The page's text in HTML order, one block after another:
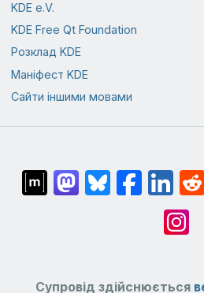
KDE e.V.
KDE Free Qt Foundation
Розклад KDE
Маніфест KDE
Сайти іншими мовами
Супровід здійснюється